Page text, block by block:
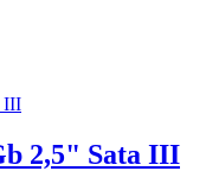
2,5" Sata III